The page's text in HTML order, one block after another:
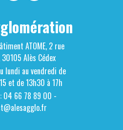
ATOME, 2 rue
Alès Cédex
lundi au vendredi de
et de 13h30 à 17h
: 04 66 78 89 00 -